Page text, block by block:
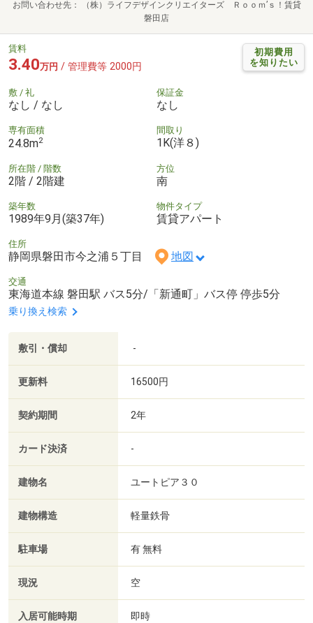
お問い合わせ先
（株）ライフデザインクリエイターズ Ｒｏｏｍ’ｓ！賃貸
磐田店
初期費用
を知りたい
賃料
3.40万円 / 管理費等 2000円
敷 / 礼
なし / なし
保証金
なし
専有面積
24.8m2
間取り
1K(洋８)
所在階 / 階数
2階 / 2階建
方位
南
築年数
1989年9月(築37年)
物件タイプ
賃貸アパート
住所
静岡県磐田市今之浦５丁目 地図
交通
東海道本線 磐田駅 バス5分/「新通町」バス停 停歩5分
乗り換え検索
敷引・償却 -
更新料 16500円
契約期間 2年
カード決済 -
建物名 ユートピア３０
建物構造 軽量鉄骨
駐車場 有 無料
現況 空
入居可能時期 即時